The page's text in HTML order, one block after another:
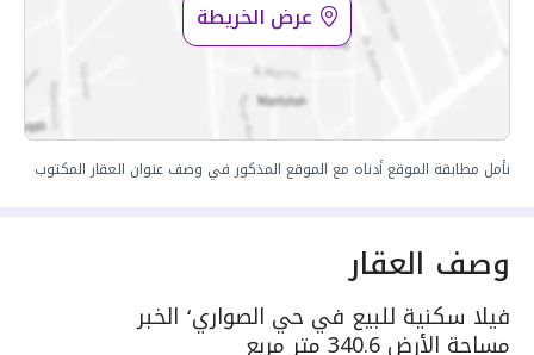
عرض الخريطة
نأمل مطابقة الموقع أدناه مع الموقع المذكور في وصف عنوان العقار المكتوب
وصف العقار
فيلا سكنية للبيع في حي الصواري٬ الخبر
مساحة الأرض 340.6 متر مربع